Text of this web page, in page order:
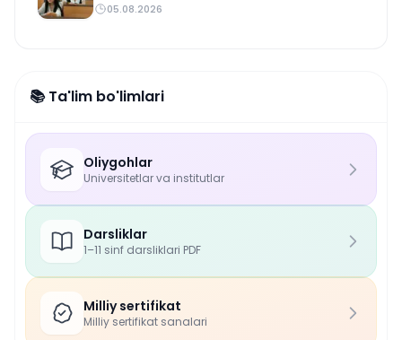
05.08.2026
📚 Ta'lim bo'limlari
Oliygohlar
Universitetlar va institutlar
Darsliklar
1–11 sinf darsliklari PDF
Milliy sertifikat
Milliy sertifikat sanalari